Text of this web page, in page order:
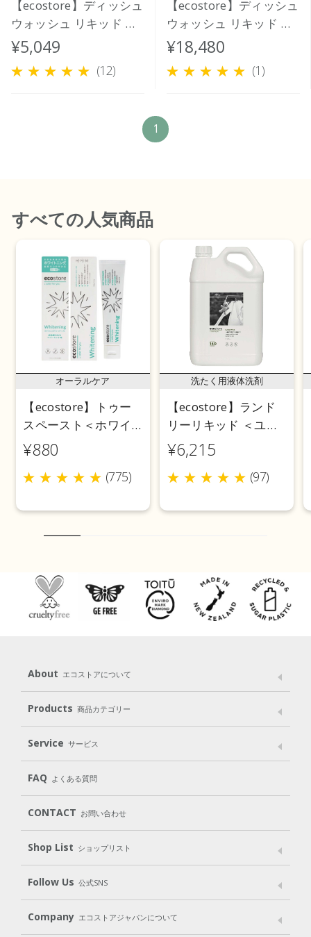
【ecostore】ディッシュ
ウォッシュ リキッド ＜
レモン＞ 5L
¥5,049
(12)
【ecostore】ディッシュ
ウォッシュ リキッド ＜
レモン＞バルク 20L
¥18,480
(1)
1
すべての人気商品
オーラルケア
【ecostore】トゥー
スペースト＜ホワイ
トニング＞ 100g
¥880
(775)
洗たく用液体洗剤
【ecostore】ランド
リーリキッド ＜ユー
カリ＞ 5L
¥6,215
(97)
About エコストアについて
メッセージ ブランドストーリー
パッケージへのこだわり
動物実験をしない
Products 商品カテゴリー
Laundry
Cleaning Baby Kids
Body（ボディ） Hair（ヘア） Oral care（オーラルケア）
Goods （グッズ）
Gift set
Service サービス
FAQ よくある質問
CONTACT お問い合わせ
Shop List ショップリスト
Shop List
Follow Us 公式SNS
LINE＠ Instagram Facebook
Company エコストアジャパンについて